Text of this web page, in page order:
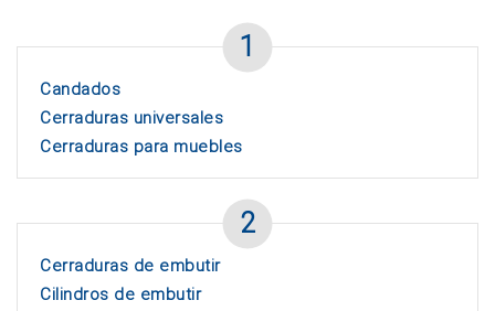
1
Candados
Cerraduras universales
Cerraduras para muebles
2
Cerraduras de embutir
Cilindros de embutir